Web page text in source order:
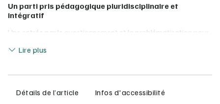
Un parti pris pédagogique pluridisciplinaire et
intégratif
Une entrée par le questionnement et la problématisation pour
zones humides, les forêts ou les parcelles dédiées à la
Lire plus
Détails de l’article
Infos d'accessibilité